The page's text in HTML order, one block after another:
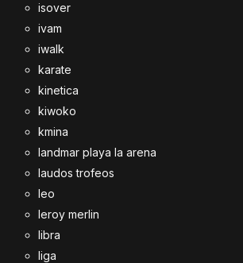
isover
ivam
iwalk
karate
kinetica
kiwoko
kmina
landmar playa la arena
laudos trofeos
leo
leroy merlin
libra
liga